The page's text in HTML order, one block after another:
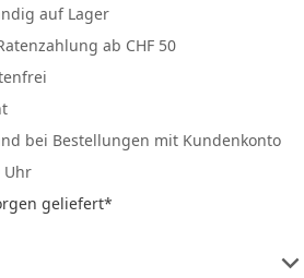
auf Lager
ab CHF 50
bei Bestellungen mit Kundenkonto
Uhr
geliefert*